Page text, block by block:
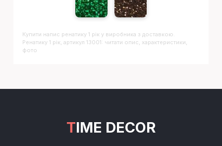
Купити напис Ренатику 1 ріку виробника з доставкою.
Ренатику 1 рік, артикул 13001: читати опис, характеристики,
фото
TIME DECOR